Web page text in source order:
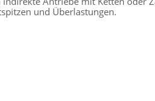
und Überlastungen.